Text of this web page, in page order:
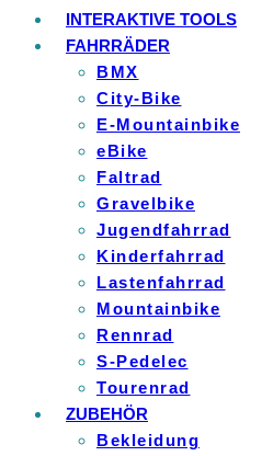
INTERAKTIVE TOOLS
FAHRRÄDER
BMX
City-Bike
E-Mountainbike
eBike
Faltrad
Gravelbike
Jugendfahrrad
Kinderfahrrad
Lastenfahrrad
Mountainbike
Rennrad
S-Pedelec
Tourenrad
ZUBEHÖR
Bekleidung